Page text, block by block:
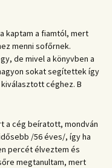
kaptam a fiamtól, mert
menni sofőrnek.
de mivel a könyvben a
sokat segítettek így
céghez. B
a cég beíratott, mondván
/56 éves/, így ha
percét élveztem és
megtanultam, mert